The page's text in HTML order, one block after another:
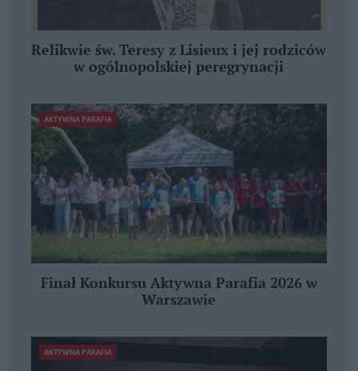
Relikwie św. Teresy z Lisieux i jej rodziców
w ogólnopolskiej peregrynacji
AKTYWNA PARAFIA
Finał Konkursu Aktywna Parafia 2026 w
Warszawie
AKTYWNA PARAFIA